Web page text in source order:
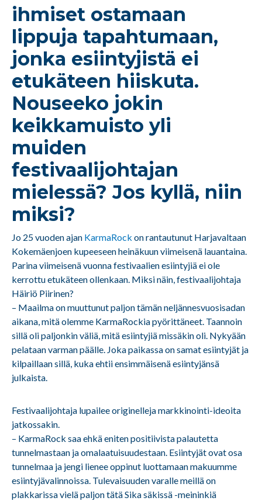
ihmiset ostamaan
lippuja tapahtumaan,
jonka esiintyjistä ei
etukäteen hiiskuta.
Nouseeko jokin
keikkamuisto yli
muiden
festivaalijohtajan
mielessä? Jos kyllä, niin
miksi?
Jo 25 vuoden ajan KarmaRock on rantautunut Harjavaltaan
Kokemäenjoen kupeeseen heinäkuun viimeisenä lauantaina.
Parina viimeisenä vuonna festivaalien esiintyjiä ei ole
kerrottu etukäteen ollenkaan. Miksi näin, festivaalijohtaja
Häiriö Piirinen?
– Maailma on muuttunut paljon tämän neljännesvuosisadan
aikana, mitä olemme KarmaRockia pyörittäneet. Taannoin
sillä oli paljonkin väliä, mitä esiintyjiä missäkin oli. Nykyään
pelataan varman päälle. Joka paikassa on samat esiintyjät ja
kilpaillaan sillä, kuka ehtii ensimmäisenä esiintyjänsä
julkaista.
Festivaalijohtaja lupailee originelleja markkinointi-ideoita
jatkossakin.
– KarmaRock saa ehkä eniten positiivista palautetta
tunnelmastaan ja omalaatuisuudestaan. Esiintyjät ovat osa
tunnelmaa ja jengi lienee oppinut luottamaan makuumme
esiintyjävalinnoissa. Tulevaisuuden varalle meillä on
plakkarissa vielä paljon tätä Sika säkissä -meininkiä